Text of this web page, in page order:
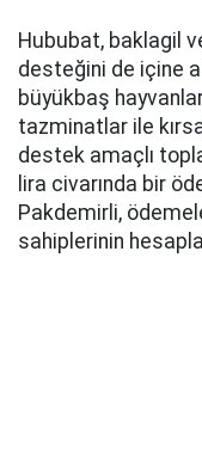
Hububat, baklagil
desteğini de içine
büyükbaş
tazminatlar ile
destek amaçlı
lira civarında bir
Pakdemirli,
sahiplerinin